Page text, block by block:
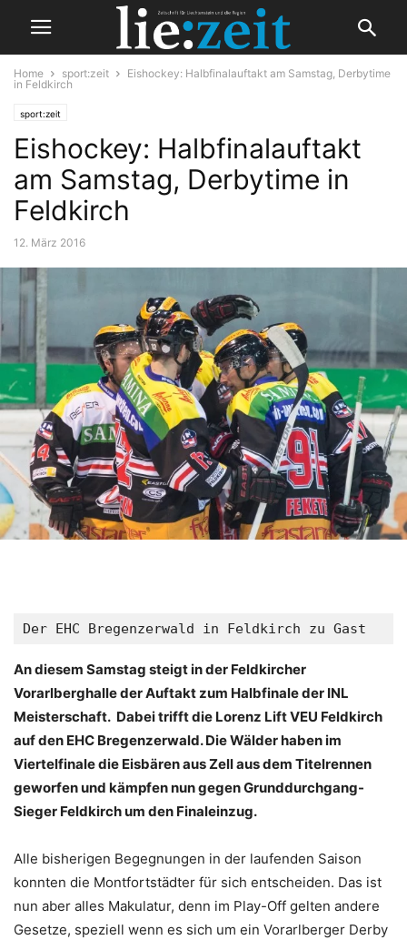
Home sport:zeit
Eishockey: Halbfinalauftakt am Samstag, Derbytime
in Feldkirch
sport:zeit
Eishockey: Halbfinalauftakt
am Samstag, Derbytime in
Feldkirch
12. März 2016
Der EHC Bregenzerwald in Feldkirch zu Gast
An diesem Samstag steigt in der Feldkircher
Vorarlberghalle der Auftakt zum Halbfinale der INL
Meisterschaft. Dabei trifft die Lorenz Lift VEU Feldkirch
auf den EHC Bregenzerwald. Die Wälder haben im
Viertelfinale die Eisbären aus Zell aus dem Titelrennen
geworfen und kämpfen nun gegen Grunddurchgang-
Sieger Feldkirch um den Finaleinzug.
Alle bisherigen Begegnungen in der laufenden Saison
konnten die Montfortstädter für sich entscheiden. Das ist
nun aber alles Makulatur, denn im Play-Off gelten andere
Gesetze, speziell wenn es sich um ein Vorarlberger Derby